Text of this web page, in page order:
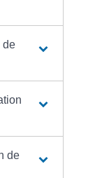
de
de